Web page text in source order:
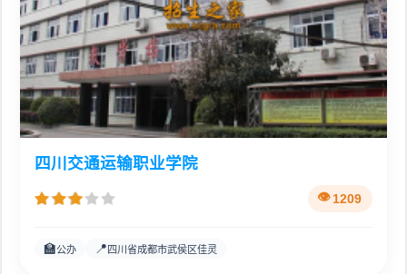
四川交通运输职业学院
1209
🏫公办 📍四川省成都市武侯区佳灵